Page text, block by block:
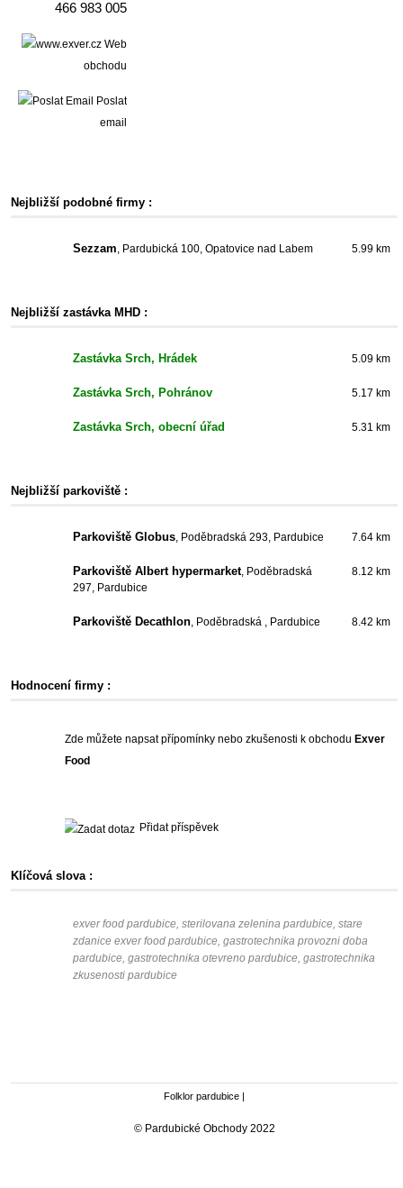
466 983 005
Web
obchodu
Poslat
email
Nejbližší podobné firmy :
Sezzam, Pardubická 100, Opatovice nad Labem 5.99 km
Nejbližší zastávka MHD :
Zastávka Srch, Hrádek 5.09 km
Zastávka Srch, Pohránov 5.17 km
Zastávka Srch, obecní úřad 5.31 km
Nejbližší parkoviště :
Parkoviště Globus, Poděbradská 293, Pardubice 7.64 km
Parkoviště Albert hypermarket, Poděbradská
297, Pardubice
8.12 km
Parkoviště Decathlon, Poděbradská , Pardubice 8.42 km
Hodnocení firmy :
Zde můžete napsat přípomínky nebo zkušenosti k obchodu Exver
Food
Přidat příspěvek
Klíčová slova :
exver food pardubice, sterilovana zelenina pardubice, stare
zdanice exver food pardubice, gastrotechnika provozni doba
pardubice, gastrotechnika otevreno pardubice, gastrotechnika
zkusenosti pardubice
Folklor pardubice
© Pardubické Obchody 2022